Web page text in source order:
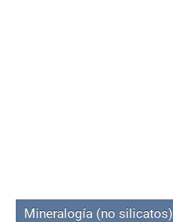
Mineralogía (no silicatos)